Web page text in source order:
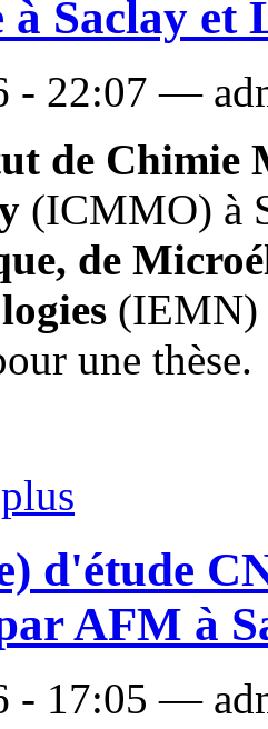
à Saclay et
- 22:07 —
de Chimie
(ICMMO) à
de
(IEMN)
une thèse.
d'étude
AFM à
- 17:05 —